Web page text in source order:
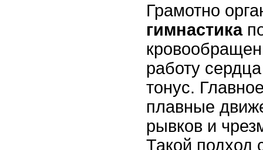
Грамотно
гимнастика
работу
тонус.
плавные
рывков и
Такой подход